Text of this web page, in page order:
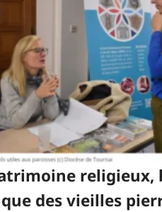
religieux,
des vieilles